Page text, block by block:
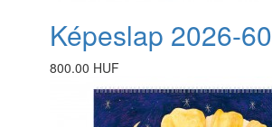
Képeslap 2026-60
800.00 HUF